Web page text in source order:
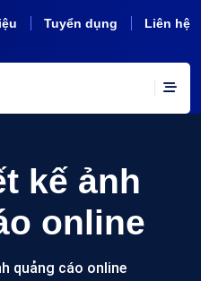
Tuyển dụng Liên hệ
kế ảnh
online
quảng cáo online